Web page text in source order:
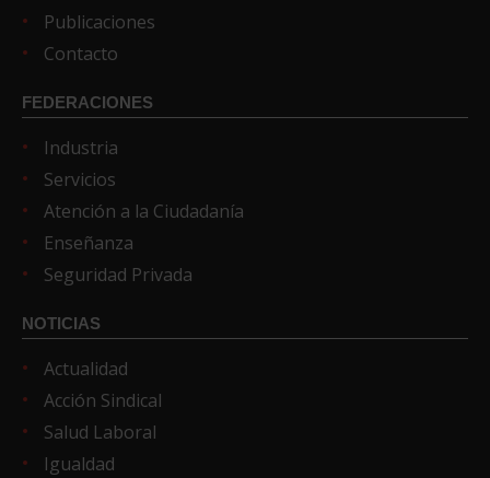
Publicaciones
Contacto
FEDERACIONES
Industria
Servicios
Atención a la Ciudadanía
Enseñanza
Seguridad Privada
NOTICIAS
Actualidad
Acción Sindical
Salud Laboral
Igualdad